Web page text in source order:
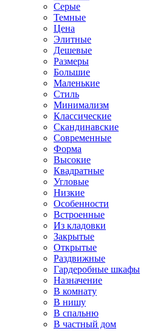
Серые
Темные
Цена
Элитные
Дешевые
Размеры
Большие
Маленькие
Стиль
Минимализм
Классические
Скандинавские
Современные
Форма
Высокие
Квадратные
Угловые
Низкие
Особенности
Встроенные
Из кладовки
Закрытые
Открытые
Раздвижные
Гардеробные шкафы
Назначение
В комнату
В нишу
В спальню
В частный дом